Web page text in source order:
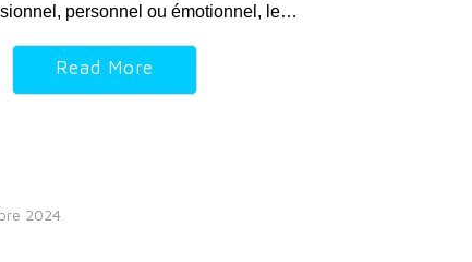
personnel ou émotionnel, le…
Read More
2024